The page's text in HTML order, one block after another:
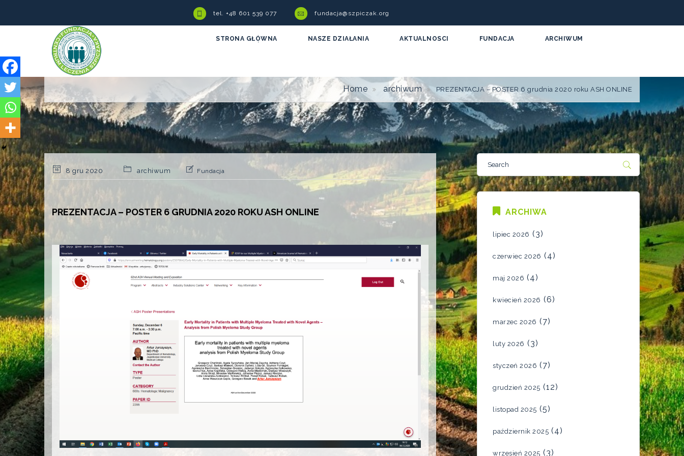
tel. +48 601 539 077 fundacja@szpiczak.org
STRONA GŁÓWNA NASZE DZIAŁANIA AKTUALNOSCI FUNDACJA ARCHIWUM
Home archiwum PREZENTACJA – POSTER 6 grudnia 2020 roku ASH ONLINE
8 gru 2020 archiwum Fundacja
PREZENTACJA – POSTER 6 GRUDNIA 2020 ROKU ASH ONLINE ARCHIWA
lipiec 2026 (3)
czerwiec 2026 (4)
maj 2026 (4)
kwiecień 2026 (6)
marzec 2026 (7)
luty 2026 (3)
styczeń 2026 (7)
grudzień 2025 (12)
listopad 2025 (5)
październik 2025 (4)
wrzesień 2025 (3)